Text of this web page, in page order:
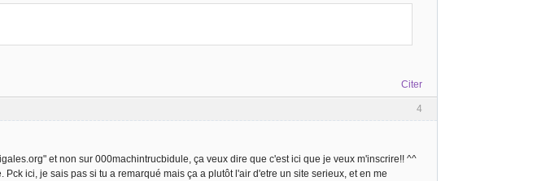
Citer
4
et non sur 000machintrucbidule, ça veux dire que c'est ici que je veux m'inscrire!! ^^
ici, je sais pas si tu a remarqué mais ça a plutôt l'air d'etre un site serieux, et en me